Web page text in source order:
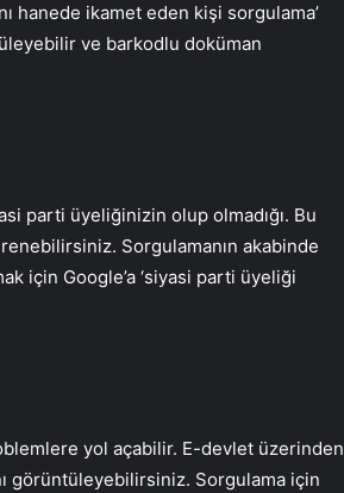
hanede ikamet eden kişi sorgulama’
ve barkodlu doküman
parti üyeliğinizin olup olmadığı. Bu
Sorgulamanın akabinde
için Google’a ‘siyasi parti üyeliği
yol açabilir. E-devlet üzerinden
görüntüleyebilirsiniz. Sorgulama için